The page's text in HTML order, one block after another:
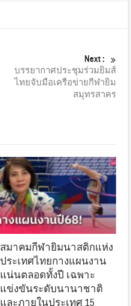
Next :
บรรยากาศประชุมร่วมยิมส์
ไทยจับมือเครือข่ายกีฬายิม
สมุทรสาคร
สมาคมกีฬายิมนาสติกแห่ง
ประเทศไทยกางแผนงาน
แน่นตลอดทั้งปี เฉพาะ
แข่งขันระดับนานาชาติ
และภายในประเทศ 15